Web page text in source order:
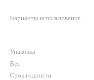
Варианты использования
Упаковка
Вес
Срок годности